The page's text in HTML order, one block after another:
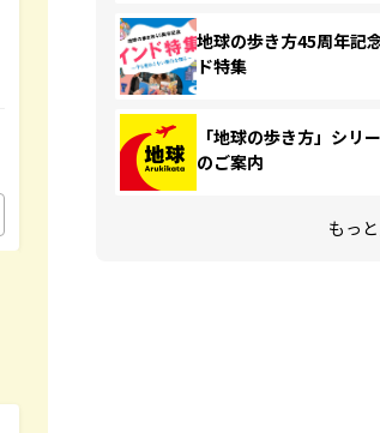
地球の歩き方45周年記
ド特集
「地球の歩き方」シリ
のご案内
もっ